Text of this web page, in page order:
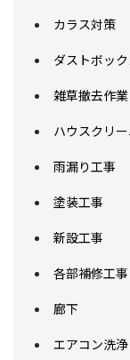
カラス対策
ダストボッ
雑草撤去作業
ハウスクリ
雨漏り工事
塗装工事
新設工事
各部補修工事
廊下
エアコン洗浄